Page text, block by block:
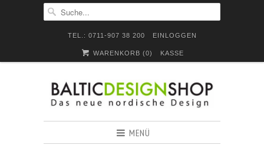
TEL.: 0711-907 38 200 EINLOGGEN
WARENKORB (0) KASSE
MENÜ